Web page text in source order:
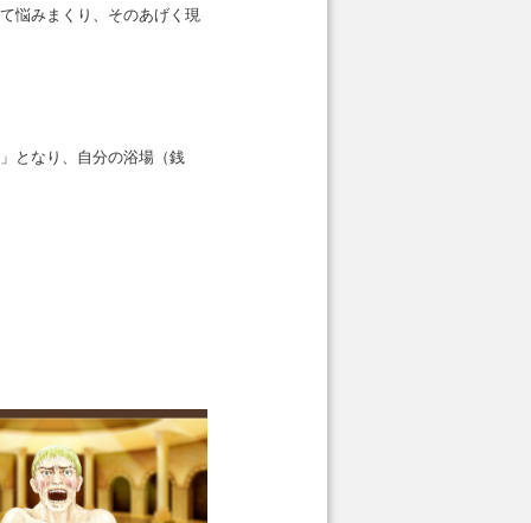
悩みまくり、そのあげく現
となり、自分の浴場（銭